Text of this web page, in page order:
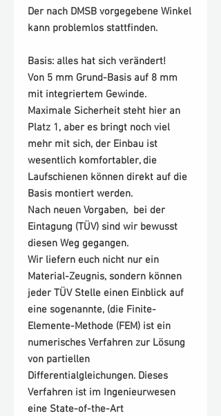
Der nach DMSB vorgegebene Winkel
kann problemlos stattfinden.
Basis: alles hat sich verändert!
Von 5 mm Grund-Basis auf 8 mm
mit integriertem Gewinde.
Maximale Sicherheit steht hier an
Platz 1, aber es bringt noch viel
mehr mit sich, der Einbau ist
wesentlich komfortabler, die
Laufschienen können direkt auf die
Basis montiert werden.
Nach neuen Vorgaben, bei der
Eintagung (TÜV) sind wir bewusst
diesen Weg gegangen.
Wir liefern euch nicht nur ein
Material-Zeugnis, sondern können
jeder TÜV Stelle einen Einblick auf
eine sogenannte, (die Finite-
Elemente-Methode (FEM) ist ein
numerisches Verfahren zur Lösung
von partiellen
Differentialgleichungen. Dieses
Verfahren ist im Ingenieurwesen
eine State-of-the-Art